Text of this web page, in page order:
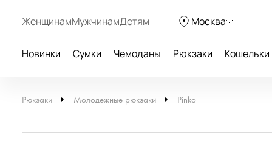
ЖенщинамМужчинамДетям Москва
Новинки Сумки Чемоданы Рюкзаки Кошельки
Рюкзаки Молодежные рюкзаки Pinko